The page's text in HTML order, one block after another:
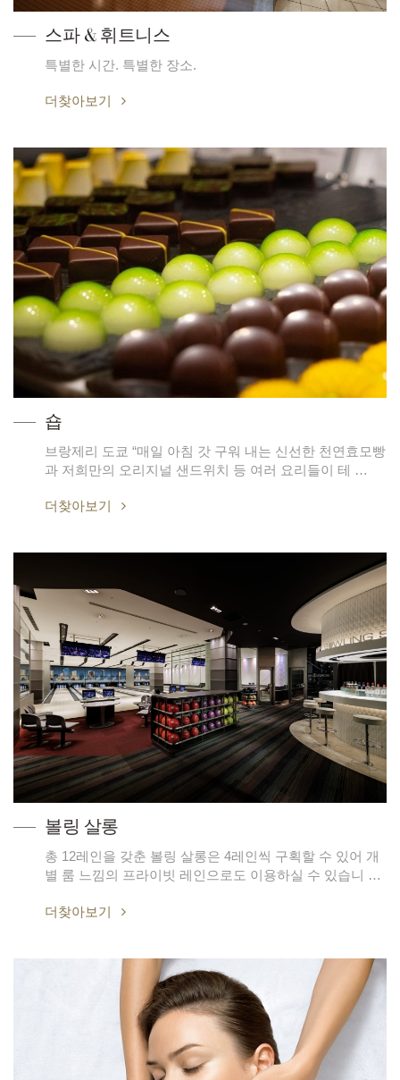
스파 & 휘트니스
특별한 시간. 특별한 장소.
더찾아보기
숍
브랑제리 도쿄 “매일 아침 갓 구워 내는 신선한 천연효모빵
과 저희만의 오리지널 샌드위치 등 여러 요리들이 테 …
더찾아보기
볼링 살롱
총 12레인을 갖춘 볼링 살롱은 4레인씩 구획할 수 있어 개
별 룸 느낌의 프라이빗 레인으로도 이용하실 수 있습니 …
더찾아보기